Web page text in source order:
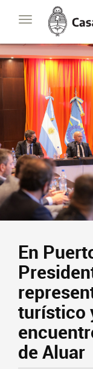
Toggle
navigation
Casa
Rosada
Presidencia
de
la
Nación
En
turístico
de Aluar